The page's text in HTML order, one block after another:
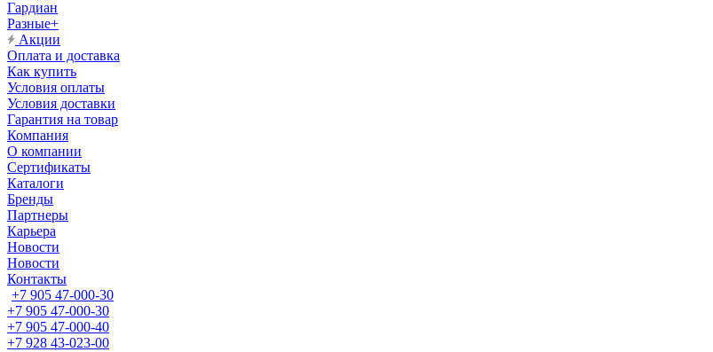
Гардиан
Разные+
Акции
Оплата и доставка
Как купить
Условия оплаты
Условия доставки
Гарантия на товар
Компания
О компании
Сертификаты
Каталоги
Бренды
Партнеры
Карьера
Новости
Новости
Контакты
+7 905 47-000-30
+7 905 47-000-30
+7 905 47-000-40
+7 928 43-023-00